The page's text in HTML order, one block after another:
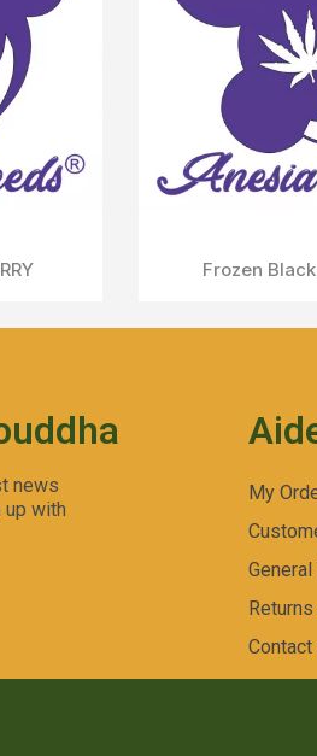
news
up with
My
Contact